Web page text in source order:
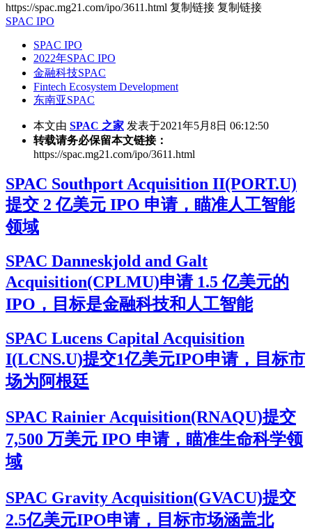
https://spac.mg21.com/ipo/3611.html 复制链接 复制链接
SPAC IPO
SPAC IPO
2022年SPAC IPO
金融科技SPAC
Fintech Ecosystem Development
东南亚SPAC
本文由 SPAC 之家 发表于2021年5月8日 06:12:50
转载请务必保留本文链接：
https://spac.mg21.com/ipo/3611.html
SPAC Southport Acquisition II(PORT.U)
提交 2 亿美元 IPO 申请，瞄准人工智能
领域
SPAC Danneskjold and Galt
Acquisition(CPLMU)申请 1.5 亿美元的
IPO，目标是金融科技和人工智能
SPAC Lucens Capital Acquisition
I(LCNS.U)提交1亿美元IPO申请，目标市
场为阿根廷
SPAC Rainier Acquisition(RNAQU)提交
7,500 万美元 IPO 申请，瞄准生命科学领
域
SPAC Gravity Acquisition(GVACU)提交
2.5亿美元IPO申请，目标市场涵盖北